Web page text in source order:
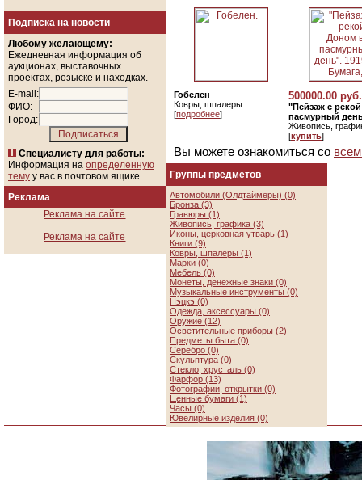
Подписка на новости
Любому желающему:
Ежедневная информация об
аукционах, выставочных
проектах, розыске и находках.
E-mail:
ФИО:
Город:
Специалисту для работы:
Информация на определенную
тему у вас в почтовом ящике.
Реклама
Реклама на сайте
Реклама на сайте
Гобелен
Ковры, шпалеры
[подробнее]
500000.00 руб.
"Пейзаж с
пасмурный
Живопись,
[купить]
Вы можете ознакомиться со
Группы предметов
Автомобили (Олдтаймеры) (0)
Бронза (3)
Гравюры (1)
Живопись, графика (3)
Иконы, церковная утварь (1)
Книги (9)
Ковры, шпалеры (1)
Марки (0)
Мебель (0)
Монеты, денежные знаки (0)
Музыкальные инструменты (0)
Нэцкэ (0)
Одежда, аксессуары (0)
Оружие (12)
Осветительные приборы (2)
Предметы быта (0)
Серебро (0)
Скульптура (0)
Стекло, хрусталь (0)
Фарфор (13)
Фотографии, открытки (0)
Ценные бумаги (1)
Часы (0)
Ювелирные изделия (0)